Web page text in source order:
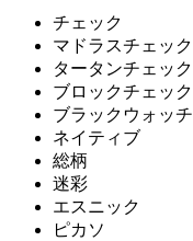
チェック
マドラスチェック
タータンチェック
ブロックチェック
ブラックウォッチ
ネイティブ
総柄
迷彩
エスニック
ピカソ